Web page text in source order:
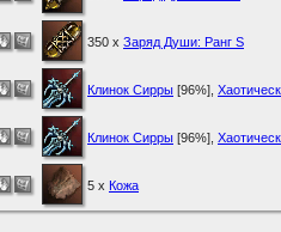
350 x Заряд Души: Ранг S
Клинок Сирры [96%]
Клинок Сирры [96%]
5 x Кожа